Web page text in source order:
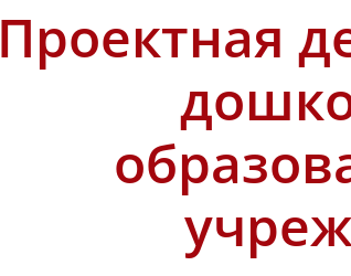
Проектная